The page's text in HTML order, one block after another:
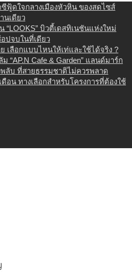
ฟู้ดใจกลางเมืองหัวหิน ของสดไซส์
นเดียว
“LOOKS” บิวตี้เดสทิเนชันแห่งใหม่
ปจบในที่เดียว
เลือกแบบไหนให้เท่และใช้ได้จริง ?
“AP.N Cafe & Garden” แลนด์มาร์ก
ลับ ที่สายธรรมชาติไม่ควรพลาด
ดือน ทางเลือกสำหรับโครงการที่ต้องใช้